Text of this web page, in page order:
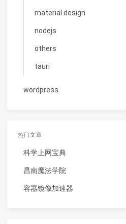
material design
nodejs
others
tauri
wordpress
热门文章
科学上网宝典
昌南魔法学院
容器镜像加速器